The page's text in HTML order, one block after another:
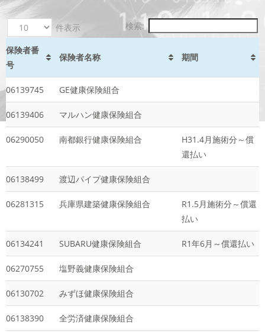
件表示 検索:
保険者番
号
保険者名称 期間
06139745 GE健康保険組合
06139406 マルハン健康保険組合
06290050 南都銀行健康保険組合
H31.4月施術分～償
還払い
06138499 渡辺パイプ健康保険組合
06281315 兵庫県建築健康保険組合
R1.5月施術分～償還
払い
06134241 SUBARU健康保険組合 R1年6月～償還払い
06270755 塩野義健康保険組合
06130702 みずほ健康保険組合
06138390 全労済健康保険組合